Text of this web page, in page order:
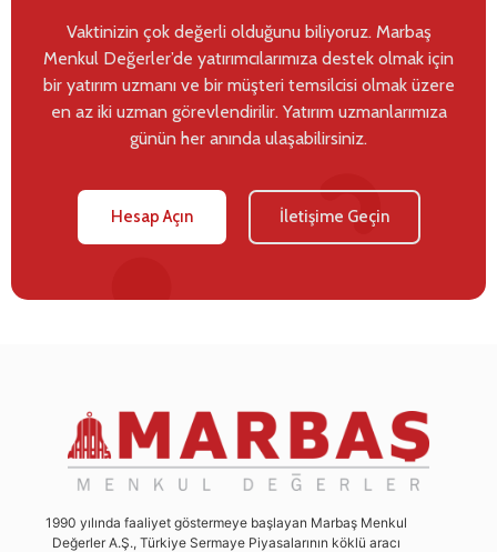
Vaktinizin çok değerli olduğunu biliyoruz. Marbaş
Menkul Değerler’de yatırımcılarımıza destek olmak için
bir yatırım uzmanı ve bir müşteri temsilcisi olmak üzere
en az iki uzman görevlendirilir. Yatırım uzmanlarımıza
günün her anında ulaşabilirsiniz.
Hesap Açın İletişime Geçin
1990 yılında faaliyet göstermeye başlayan Marbaş Menkul
Değerler A.Ş., Türkiye Sermaye Piyasalarının köklü aracı